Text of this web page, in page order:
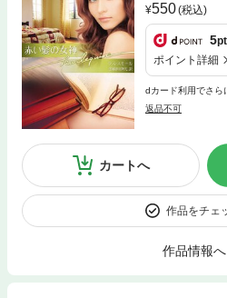
550(税込)
5pt
ポイント詳細
dカード利用でさら
返品不可
カートへ
作品をチェ
作品情報へ